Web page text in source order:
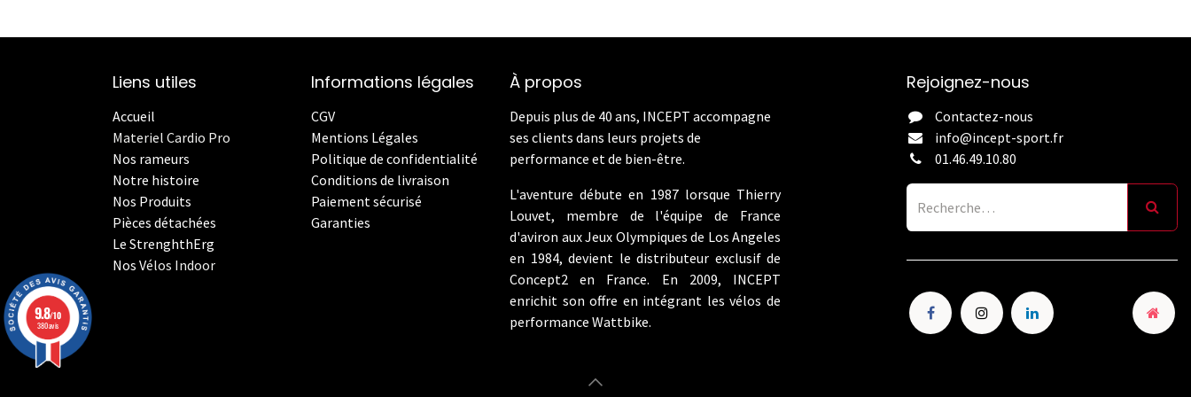
Liens utiles
Accueil
Materiel Cardio Pro
Nos rameurs
Notre histoire
Nos Produits
Pièces détachées
Le StrenghthErg
Nos Vélos Indoor
Informations légales
CGV
Mentions Légales
Politique de confidentialité
Conditions de livraison
Paiement sécurisé
Garanties
À propos
Depuis plus de 40 ans, INCEPT accompagne
ses clients dans leurs projets de
performance et de bien-être.
L'aventure débute en 1987 lorsque Thierry
Louvet, membre de l'équipe de France
d'aviron aux Jeux Olympiques de Los Angeles
en 1984, devient le distributeur exclusif de
Concept2 en France. En 2009, INCEPT
enrichit son offre en intégrant les vélos de
performance Wattbike.
Rejoignez-nous
Contactez-nous
info@incept-sport.fr
01.46.49.10.80
9.8/10
380 avis